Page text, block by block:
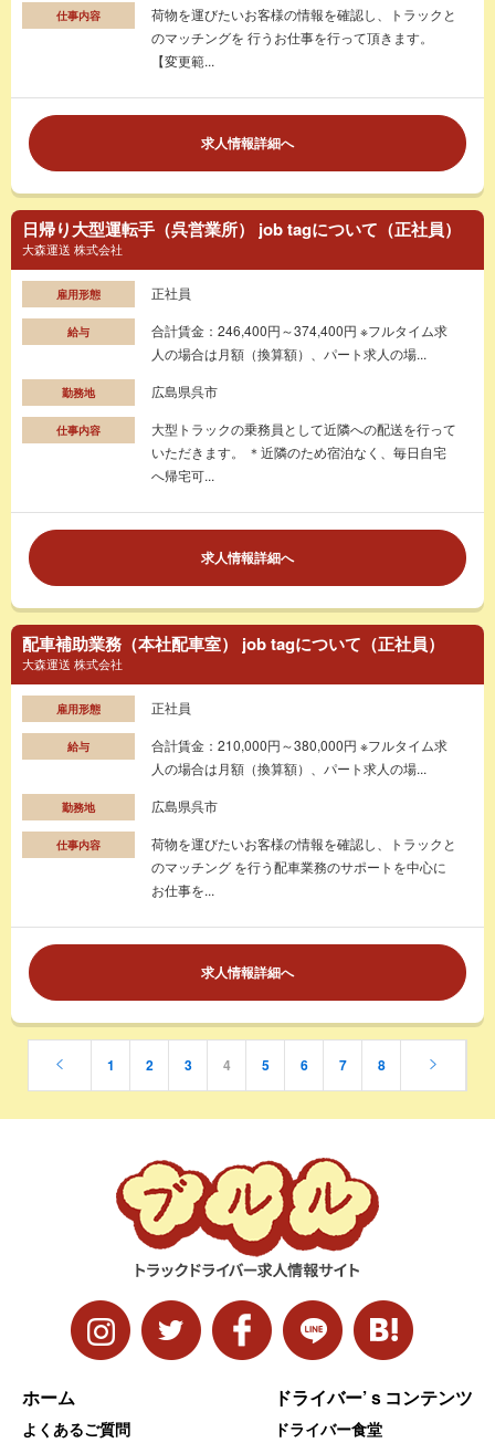
仕事内容
荷物を運びたいお客様の情報を確認し、トラックと
のマッチングを 行うお仕事を行って頂きます。
【変更範...
求人情報詳細へ
日帰り大型運転手（呉営業所） job tagについて（正社員）
大森運送 株式会社
雇用形態 正社員
給与
合計賃金：246,400円～374,400円 ※フルタイム求
人の場合は月額（換算額）、パート求人の場...
勤務地 広島県呉市
仕事内容
大型トラックの乗務員として近隣への配送を行って
いただきます。 ＊近隣のため宿泊なく、毎日自宅
へ帰宅可...
求人情報詳細へ
配車補助業務（本社配車室） job tagについて（正社員）
大森運送 株式会社
雇用形態 正社員
給与
合計賃金：210,000円～380,000円 ※フルタイム求
人の場合は月額（換算額）、パート求人の場...
勤務地 広島県呉市
仕事内容
荷物を運びたいお客様の情報を確認し、トラックと
のマッチング を行う配車業務のサポートを中心に
お仕事を...
求人情報詳細へ
1 2 3 4 5 6 7 8
ホーム
よくあるご質問
ドライバー’ｓコンテンツ
ドライバー食堂